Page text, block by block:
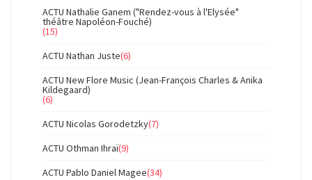
ACTU Nathalie Ganem ("Rendez-vous à l'Elysée"
théâtre Napoléon-Fouché)
(15)
ACTU Nathan Juste(6)
ACTU New Flore Music (Jean-François Charles & Anika
Kildegaard)
(6)
ACTU Nicolas Gorodetzky(7)
ACTU Othman Ihraï(9)
ACTU Pablo Daniel Magee(34)